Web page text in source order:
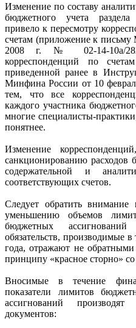
Изменение по составу
бюджетного учета раздела
привело к пересмотру
счетам (приложение к
2008 г. № 02-14-10а/
корреспонденций по
приведенной ранее в
Минфина России от 10
тем, что все
каждого участника
многие специалисты-
понятнее.
Изменение
санкционированию расходов
содержательной и
соответствующих счетов.
Следует обратить
уменьшению объемов
бюджетных
обязательств, производимые
года, отражают не
принципу «красное сторно»
Вносимые в течение
показатели лимитов
ассигнований
документов: